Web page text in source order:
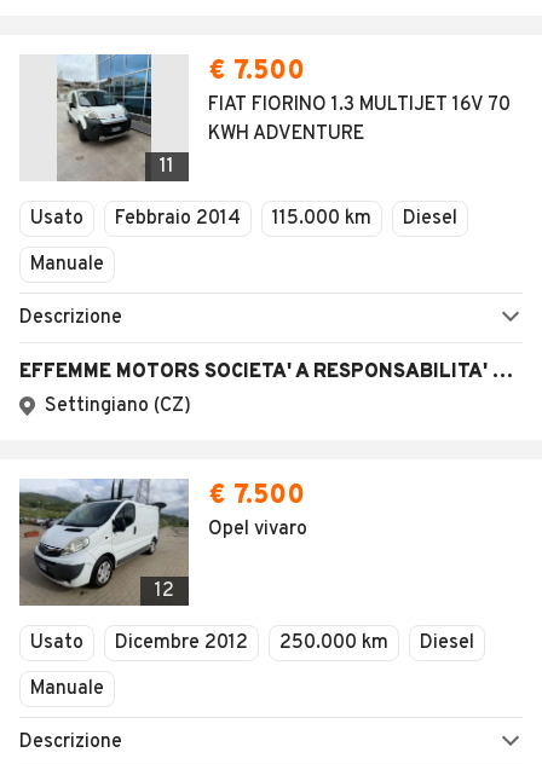
11
€ 7.500
FIAT FIORINO 1.3 MULTIJET 16V 70
KWH ADVENTURE
Usato Febbraio 2014 115.000 km
Diesel
Manuale
Descrizione
EFFEMME MOTORS SOCIETA' A RESPONSABILITA' LIMITATA
Settingiano (CZ)
12
€ 7.500
Opel vivaro
Usato Dicembre 2012 250.000 km
Diesel
Manuale
Descrizione